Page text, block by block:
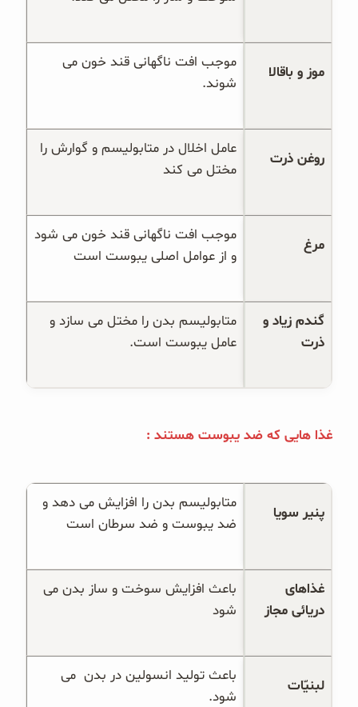
موز و باقالا
شوند.
روغن ذرت
مختل می کند
مرغ
و از عوامل اصلی یبوست است
ذرت
عامل یبوست است.
غذا هایی که ضد یبوست هستند :
پنیر سویا
ضد یبوست و ضد سرطان است
دریائی مجاز
شود
لبنیّات
شود.